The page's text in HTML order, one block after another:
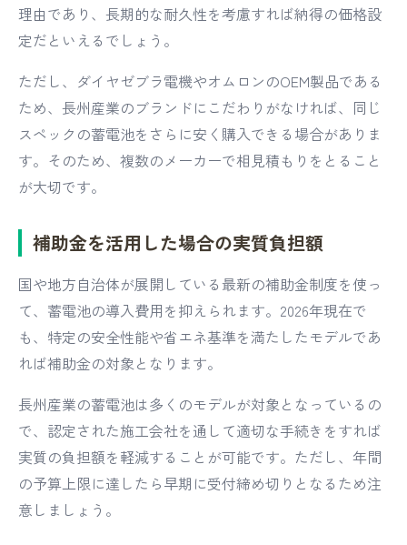
理由であり、長期的な耐久性を考慮すれば納得の価格設
定だといえるでしょう。
ただし、ダイヤゼブラ電機やオムロンのOEM製品である
ため、長州産業のブランドにこだわりがなければ、同じ
スペックの蓄電池をさらに安く購入できる場合がありま
す。そのため、複数のメーカーで相見積もりをとること
が大切です。
補助金を活用した場合の実質負担額
国や地方自治体が展開している最新の補助金制度を使っ
て、蓄電池の導入費用を抑えられます。2026年現在で
も、特定の安全性能や省エネ基準を満たしたモデルであ
れば補助金の対象となります。
長州産業の蓄電池は多くのモデルが対象となっているの
で、認定された施工会社を通して適切な手続きをすれば
実質の負担額を軽減することが可能です。ただし、年間
の予算上限に達したら早期に受付締め切りとなるため注
意しましょう。